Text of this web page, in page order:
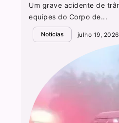
Um grave acidente de
equipes do Corpo de...
Notícias julho 19, 2026